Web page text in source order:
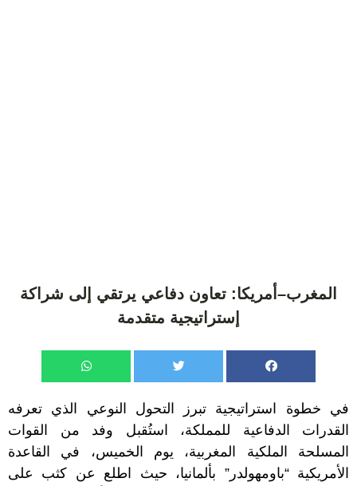
المغرب–أمريكا: تعاون دفاعي يرتقي إلى شراكة
إستراتيجية متقدمة
في خطوة استراتيجية تبرز التحول النوعي الذي تعرفه
القدرات الدفاعية للمملكة، استُقبل وفد من القوات
المسلحة الملكية المغربية، يوم الخميس، في القاعدة
الأمريكية “باومهولدر” بألمانيا، حيث اطلع عن كثب على